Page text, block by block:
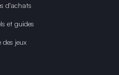
d'achats
et guides
des jeux